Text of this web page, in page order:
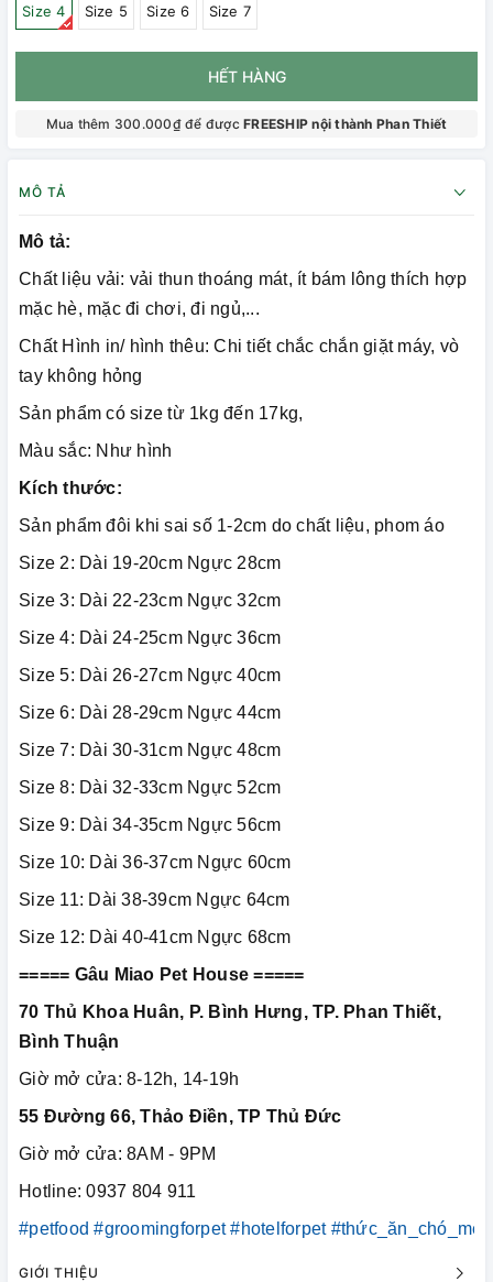
Size 4 Size 5 Size 6 Size 7
HẾT HÀNG
Mua thêm 300.000₫ để đượcFREESHIP nội thành Phan Thiết
MÔ TẢ
Mô tả:
Chất liệu vải: vải thun thoáng mát, ít bám lông thích hợp
mặc hè, mặc đi chơi, đi ngủ,...
Chất Hình in/ hình thêu: Chi tiết chắc chắn giặt máy, vò
tay không hỏng
Sản phẩm có size từ 1kg đến 17kg,
Màu sắc: Như hình
Kích thước:
Sản phẩm đôi khi sai số 1-2cm do chất liệu, phom áo
Size 2: Dài 19-20cm Ngực 28cm
Size 3: Dài 22-23cm Ngực 32cm
Size 4: Dài 24-25cm Ngực 36cm
Size 5: Dài 26-27cm Ngực 40cm
Size 6: Dài 28-29cm Ngực 44cm
Size 7: Dài 30-31cm Ngực 48cm
Size 8: Dài 32-33cm Ngực 52cm
Size 9: Dài 34-35cm Ngực 56cm
Size 10: Dài 36-37cm Ngực 60cm
Size 11: Dài 38-39cm Ngực 64cm
Size 12: Dài 40-41cm Ngực 68cm
===== Gâu Miao Pet House =====
70 Thủ Khoa Huân, P. Bình Hưng, TP. Phan Thiết,
Bình Thuận
Giờ mở cửa: 8-12h, 14-19h
55 Đường 66, Thảo Điền, TP Thủ Đức
Giờ mở cửa: 8AM - 9PM
Hotline: 0937 804 911
#petfood #groomingforpet #hotelforpet #thức_ăn_chó_mèo
GIỚI THIỆU